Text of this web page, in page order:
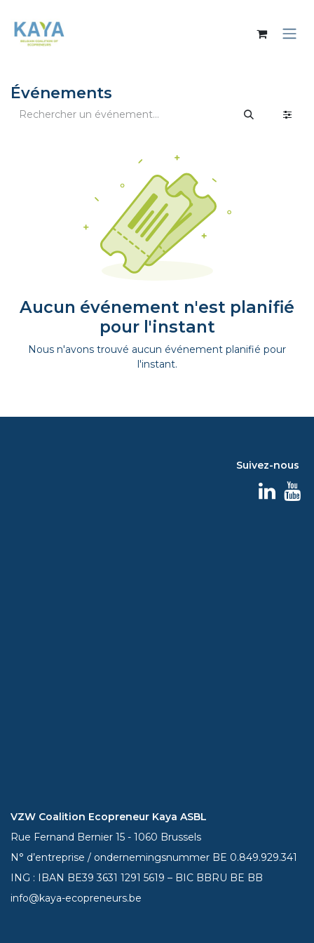
Événements
Aucun événement n'est planifié
pour l'instant
Nous n'avons trouvé aucun événement planifié pour
l'instant.
Suivez-nous
VZW Coalition Ecopreneur Kaya ASBL
Rue Fernand Bernier 15 - 1060 Brussels
N° d’entreprise / ondernemingsnummer BE 0.849.929.341
ING : IBAN BE393631 1291 5619 – BIC BBRU BE BB
info@kaya-ecopreneurs.be